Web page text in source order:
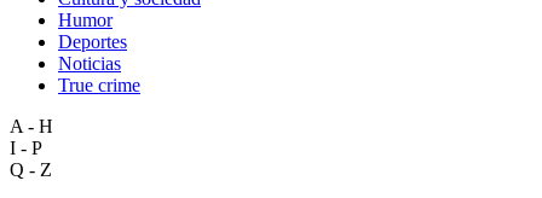
Humor
Deportes
Noticias
True crime
A - H
I - P
Q - Z